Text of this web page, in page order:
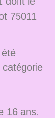
75011
été
catégorie
16 ans.